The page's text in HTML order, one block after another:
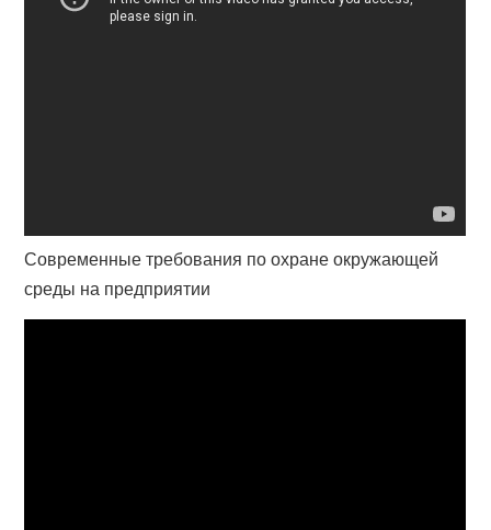
Современные требования по охране окружающей
среды на предприятии